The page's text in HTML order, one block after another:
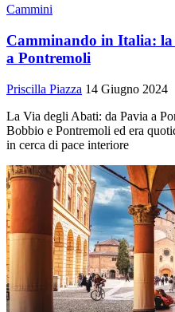
Cammini
Camminando in Italia:
a Pontremoli
Priscilla Piazza 14 Giugno 2024
La Via degli Abati: da Pavia a
Bobbio e Pontremoli ed era
in cerca di pace interiore